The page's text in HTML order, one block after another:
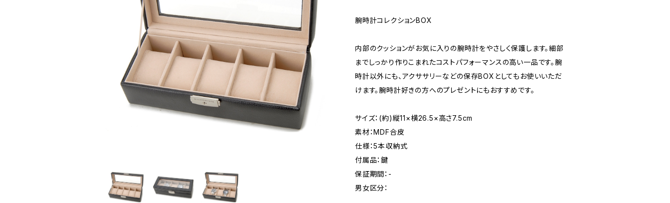
腕時計コレクションBOX
内部のクッションがお気に入りの腕時計をやさしく保護します。細部
までしっかり作りこまれたコストパフォーマンスの高い一品です。腕
時計以外にも、アクササリーなどの保存BOXとしてもお使いいただ
けます。腕時計好きの方へのプレゼントにもおすすめです。
サイズ：(約)縦11×横26.5×高さ7.5cm
素材：MDF合皮
仕様：5本収納式
付属品：鍵
保証期間：-
男女区分：